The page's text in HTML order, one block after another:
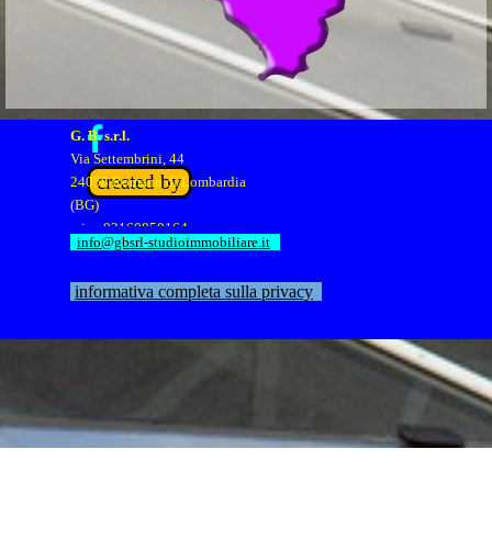
created by
G. B. s.r.l.
Via Settembrini, 44
24058 Romano di Lombardia
(BG)
p.iva 03160850164
info@gbsrl-studioimmobiliare.it
informativa completa sulla privacy